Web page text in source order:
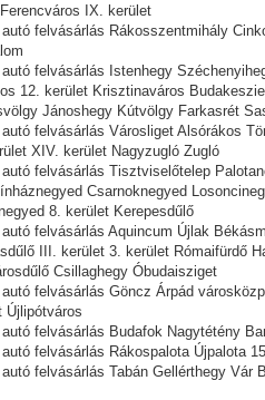
IX. kerület
autó felvásárlás Rákosszentmihály
autó felvásárlás Istenhegy
12. kerület Krisztinaváros
Jánoshegy Kútvölgy Farkasrét
autó felvásárlás Városliget Alsórákos
XIV. kerület Nagyzugló Zugló
autó felvásárlás Tisztviselőtelep
Csarnoknegyed
8. kerület Kerepesdűlő
autó felvásárlás Aquincum Újlak
III. kerület 3. kerület Rómaifürdő
Csillaghegy Óbudaisziget
autó felvásárlás Göncz Árpád
Újlipótváros
autó felvásárlás Budafok Nagytétény
autó felvásárlás Rákospalota Újpalota
autó felvásárlás Tabán Gellérthegy